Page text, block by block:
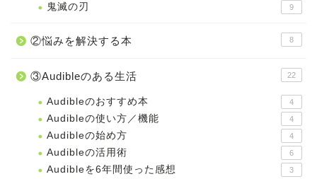
鬼滅の刃 9
②悩みを解決する本 8
③Audibleのある生活 22
Audibleのおすすめ本 4
Audibleの使い方／機能 4
Audibleの始め方 4
Audibleの活用術 6
Audibleを6年間使った感想 3